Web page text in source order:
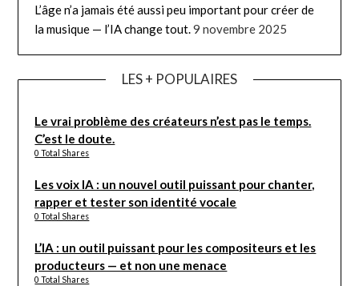
L’âge n’a jamais été aussi peu important pour créer de
la musique — l’IA change tout.9 novembre 2025
LES + POPULAIRES
Le vrai problème des créateurs n’est pas le temps.
C’est le doute.
0 Total Shares
Les voix IA : un nouvel outil puissant pour chanter,
rapper et tester son identité vocale
0 Total Shares
L’IA : un outil puissant pour les compositeurs et les
producteurs — et non une menace
0 Total Shares